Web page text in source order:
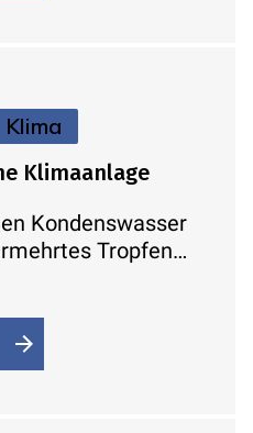
Klima
Klimaanlage
Kondenswasser
Tropfen